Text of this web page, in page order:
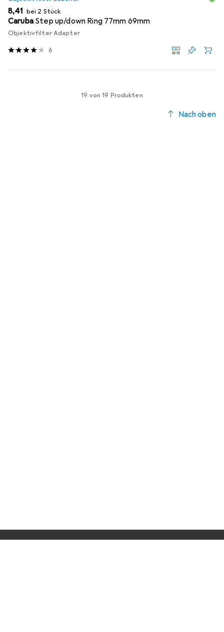
EUR
8,41 bei 2 Stück
Caruba Step up/down Ring 77mm 69mm
Objektivfilter Adapter
6
19 von 19 Produkten
Nach oben